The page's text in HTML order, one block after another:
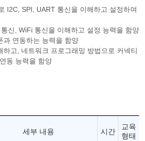
I2C, SPI, UART 통신을 이해하고 설정하여
신, WiFi 통신을 이해하고 설정 능력을 함양
과 연동하는 능력을 함양
하고, 네트워크 프로그래밍 방법으로 커넥티
동 능력을 함양
세부 내용 시간
교육
형태